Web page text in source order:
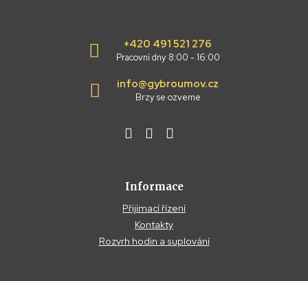
+420 491 521 276
Pracovní dny 8:00 - 16:00
info@gybroumov.cz
Brzy se ozveme
Informace
Přijímací řízení
Kontakty
Rozvrh hodin a suplování